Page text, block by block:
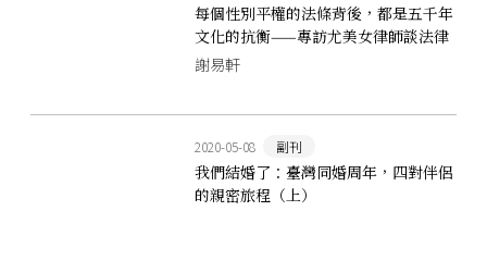
每個性別平權的法條背後，都是五千年
文化的抗衡——專訪尤美女律師談法律
中的婚姻與家庭
謝易軒
2020-05-08 副刊
我們結婚了：臺灣同婚周年，四對伴侶
的親密旅程（上）